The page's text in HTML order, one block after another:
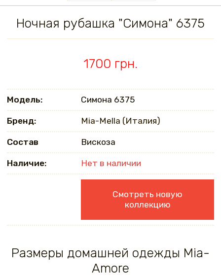
Ночная рубашка "Симона" 6375
1700 грн.
Модель: Симона 6375
Бренд: Mia-Mella (Италия)
Состав Вискоза
Наличие: Нет в наличии
Смотреть новую
коллекцию
Размеры домашней одежды Mia-
Amore